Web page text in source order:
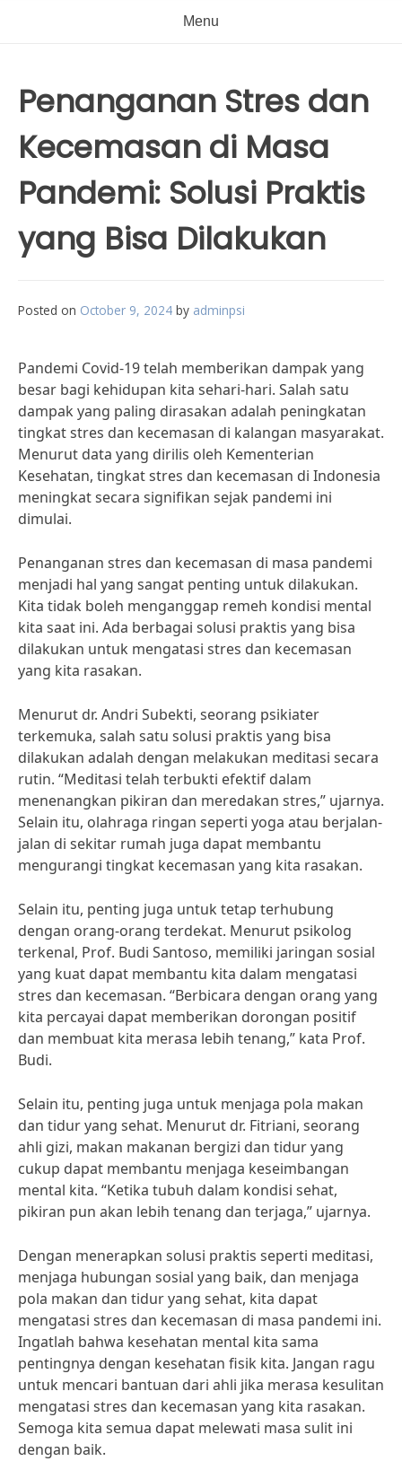
Menu
Penanganan Stres dan
Kecemasan di Masa
Pandemi: Solusi Praktis
yang Bisa Dilakukan
Posted on October 9, 2024 by adminpsi
Pandemi Covid-19 telah memberikan dampak yang
besar bagi kehidupan kita sehari-hari. Salah satu
dampak yang paling dirasakan adalah peningkatan
tingkat stres dan kecemasan di kalangan masyarakat.
Menurut data yang dirilis oleh Kementerian
Kesehatan, tingkat stres dan kecemasan di Indonesia
meningkat secara signifikan sejak pandemi ini
dimulai.
Penanganan stres dan kecemasan di masa pandemi
menjadi hal yang sangat penting untuk dilakukan.
Kita tidak boleh menganggap remeh kondisi mental
kita saat ini. Ada berbagai solusi praktis yang bisa
dilakukan untuk mengatasi stres dan kecemasan
yang kita rasakan.
Menurut dr. Andri Subekti, seorang psikiater
terkemuka, salah satu solusi praktis yang bisa
dilakukan adalah dengan melakukan meditasi secara
rutin. “Meditasi telah terbukti efektif dalam
menenangkan pikiran dan meredakan stres,” ujarnya.
Selain itu, olahraga ringan seperti yoga atau berjalan-
jalan di sekitar rumah juga dapat membantu
mengurangi tingkat kecemasan yang kita rasakan.
Selain itu, penting juga untuk tetap terhubung
dengan orang-orang terdekat. Menurut psikolog
terkenal, Prof. Budi Santoso, memiliki jaringan sosial
yang kuat dapat membantu kita dalam mengatasi
stres dan kecemasan. “Berbicara dengan orang yang
kita percayai dapat memberikan dorongan positif
dan membuat kita merasa lebih tenang,” kata Prof.
Budi.
Selain itu, penting juga untuk menjaga pola makan
dan tidur yang sehat. Menurut dr. Fitriani, seorang
ahli gizi, makan makanan bergizi dan tidur yang
cukup dapat membantu menjaga keseimbangan
mental kita. “Ketika tubuh dalam kondisi sehat,
pikiran pun akan lebih tenang dan terjaga,” ujarnya.
Dengan menerapkan solusi praktis seperti meditasi,
menjaga hubungan sosial yang baik, dan menjaga
pola makan dan tidur yang sehat, kita dapat
mengatasi stres dan kecemasan di masa pandemi ini.
Ingatlah bahwa kesehatan mental kita sama
pentingnya dengan kesehatan fisik kita. Jangan ragu
untuk mencari bantuan dari ahli jika merasa kesulitan
mengatasi stres dan kecemasan yang kita rasakan.
Semoga kita semua dapat melewati masa sulit ini
dengan baik.